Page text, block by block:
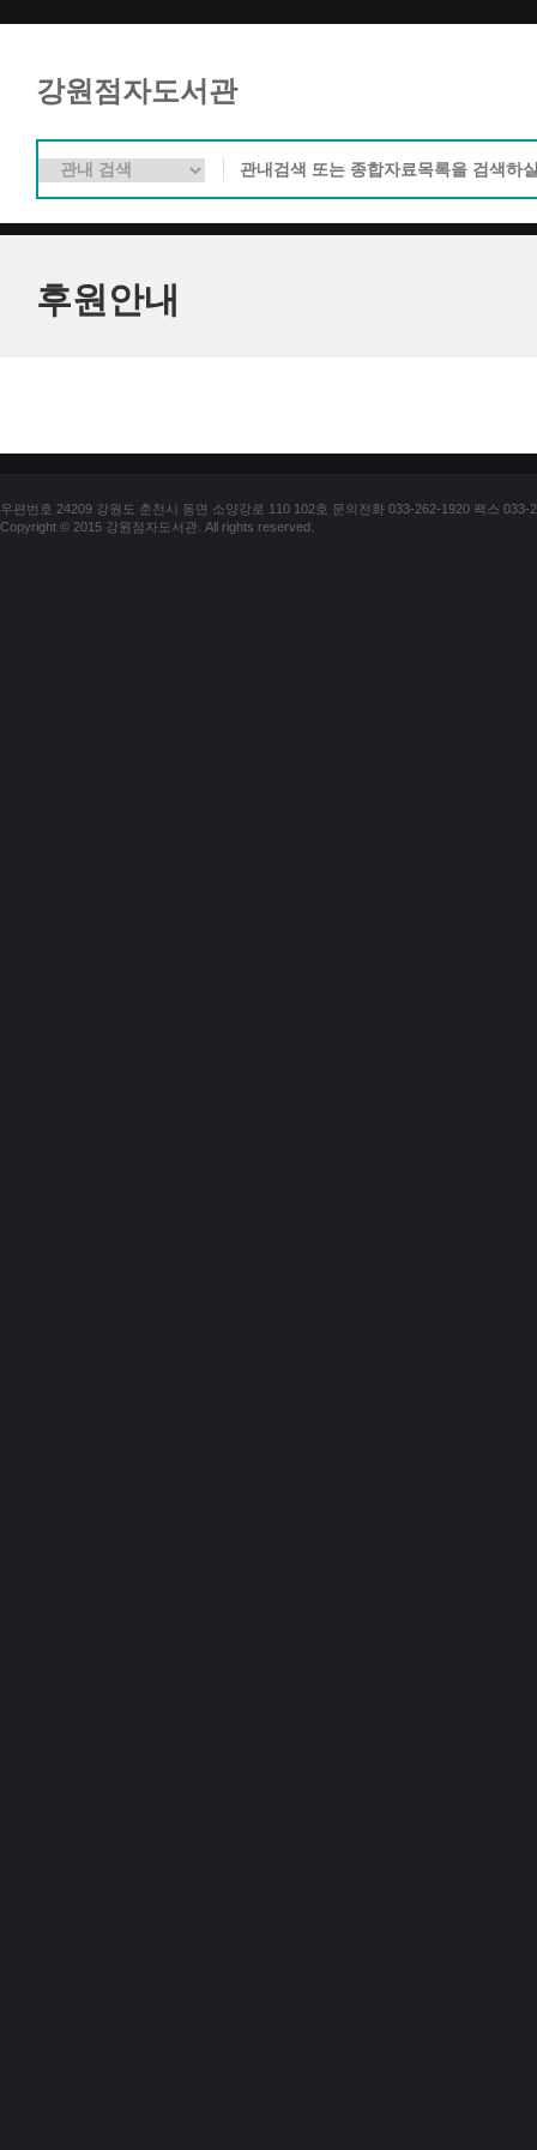
강원점자도서관
후원안내
우편번호 24209 강원도 춘천시 동면 소양강로 110 102호 문의전화 033-262-1920 팩스 033-
Copyright © 2015 강원점자도서관. All rights reserved.